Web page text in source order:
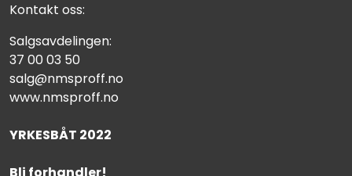
Kontakt oss:
Salgsavdelingen:
37 00 03 50
salg@nmsproff.no
www.nmsproff.no
YRKESBÅT 2022